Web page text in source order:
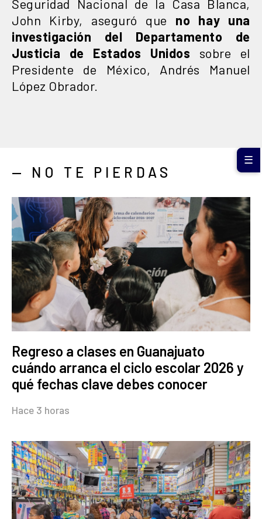
Seguridad Nacional de la Casa Blanca,
John Kirby, aseguró que no hay una
investigación del Departamento de
Justicia de Estados Unidos sobre el
Presidente de México, Andrés Manuel
López Obrador.
— NO TE PIERDAS
Regreso a clases en Guanajuato
cuándo arranca el ciclo escolar 2026 y
qué fechas clave debes conocer
Hace 3 horas
☰